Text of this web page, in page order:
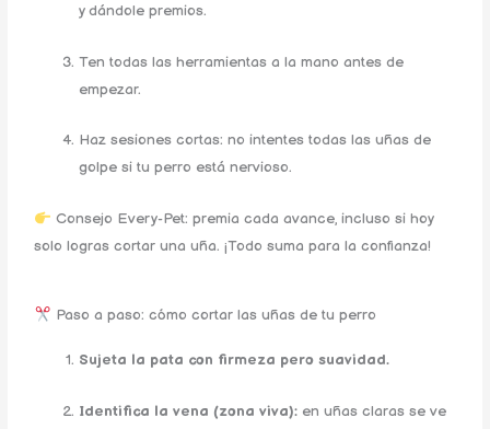
y dándole premios.
Ten todas las herramientas a la mano antes de
empezar.
Haz sesiones cortas: no intentes todas las uñas de
golpe si tu perro está nervioso.
Consejo Every-Pet: premia cada avance, incluso si hoy
solo logras cortar una uña. ¡Todo suma para la confianza!
Paso a paso: cómo cortar las uñas de tu perro
Sujeta la pata con firmeza pero suavidad.
Identifica la vena (zona viva): en uñas claras se ve